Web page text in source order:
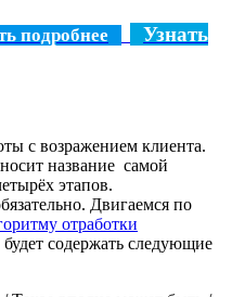
подробнее
Узнать
с возражением клиента.
название самой
этапов.
Двигаемся по
отработки
содержать следующие